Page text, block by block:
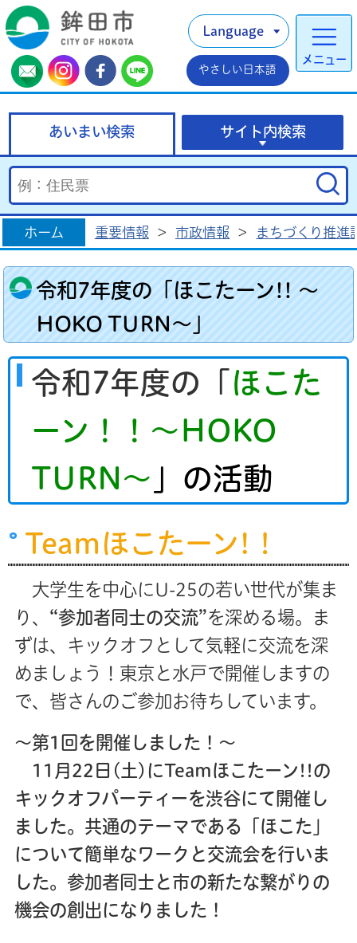
メニュー
Language
やさしい日本語
あいまい検索 サイト内検索
ホーム 重要情報 > 市政情報 > まちづくり推進
令和7年度の「ほこたーン!! ～
HOKO TURN～」
令和7年度の「 ほこた
ーン！！～HOKO
TURN～ 」の活動
Teamほこたーン!！
大学生を中心にU-25の若い世代が集ま
り、 “参加者同士の交流”を深める場。ま
ずは、キックオフとして気軽に交流を深
めましょう！東京と水戸で開催しますの
で、皆さんのご参加お待ちしています。
～第1回を開催しました！～
11月22日(土)にTeamほこたーン!!の
キックオフパーティーを渋谷にて開催し
ました。共通のテーマである「ほこた」
について簡単なワークと交流会を行いま
した。参加者同士と市の新たな繋がりの
機会の創出になりました！